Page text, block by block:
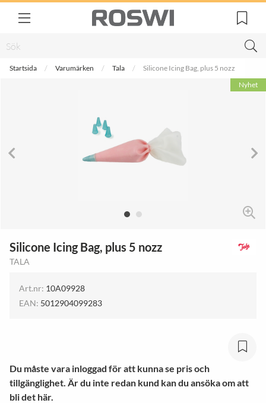
Startsida Varumärken Tala
Silicone Icing Bag, plus 5 nozz
Nyhet
Silicone Icing Bag, plus 5 nozz
TALA
Art.nr: 10A09928
EAN: 5012904099283
Du måste vara inloggad för att kunna se pris och
tillgänglighet. Är du inte redan kund kan du ansöka om att
bli det här.